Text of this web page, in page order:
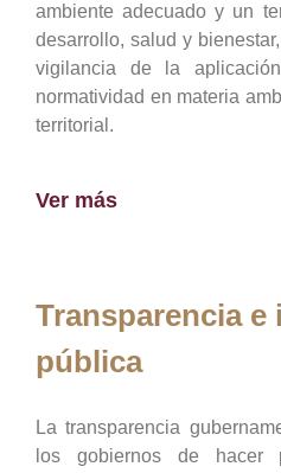
ambiente adecuado y un
desarrollo, salud y
vigilancia de la
normatividad en materia
territorial.
Ver más
Transparencia
pública
La transparencia
los gobiernos de hacer